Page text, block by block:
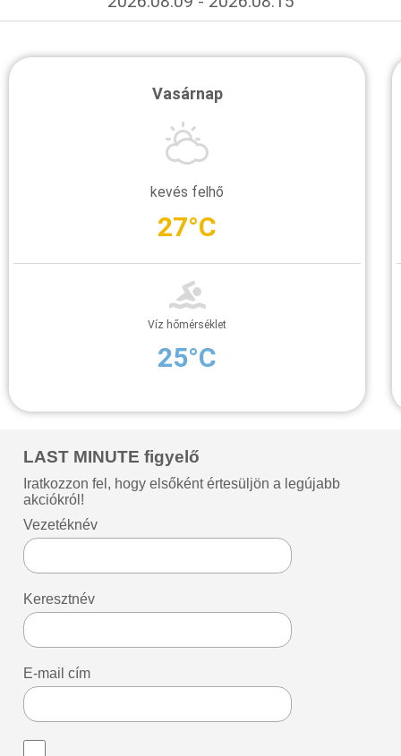
Vasárnap
kevés felhő
27°C
Víz hőmérséklet
25°C
LAST MINUTE figyelő
Iratkozzon fel, hogy elsőként értesüljön a legújabb
akciókról!
Vezetéknév
Keresztnév
E-mail cím